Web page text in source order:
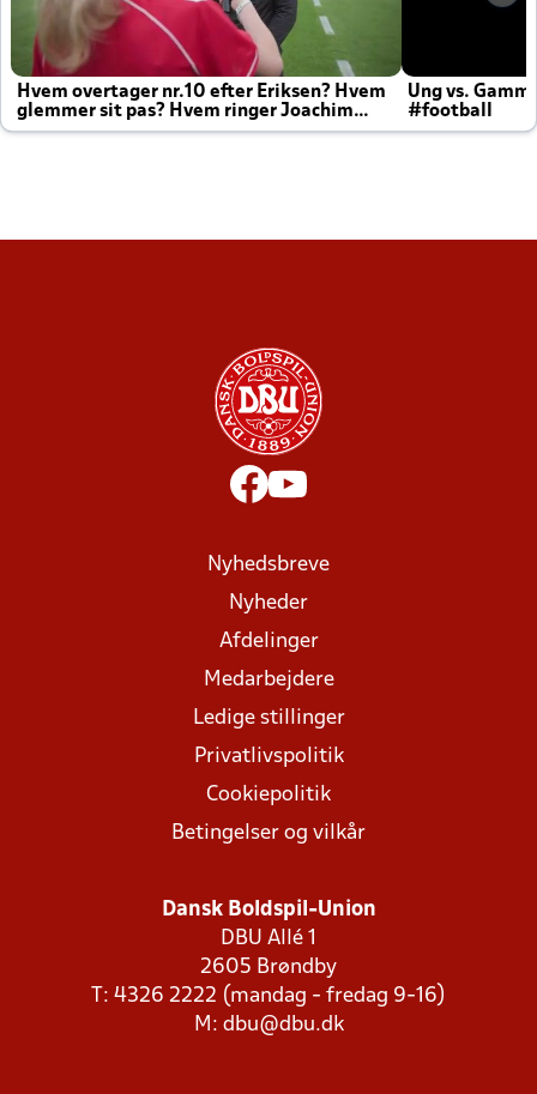
Hvem overtager nr.10 efter Eriksen? Hvem
glemmer sit pas? Hvem ringer Joachim
altid til efter kampe?
Ung vs.
#football
Nyhedsbreve
Nyheder
Afdelinger
Medarbejdere
Ledige stillinger
Privatlivspolitik
Cookiepolitik
Betingelser og vilkår
Dansk Boldspil-Union
DBU Allé 1
2605 Brøndby
T: 4326 2222 (mandag - fredag 9-16)
M: dbu@dbu.dk